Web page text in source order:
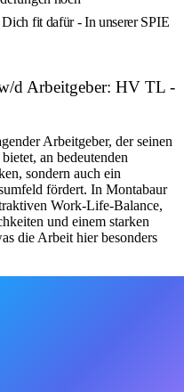
fit dafür - In unserer SPIE
d Arbeitgeber: HV TL -
Arbeitgeber, der seinen
an bedeutenden
sondern auch ein
fördert. In Montabaur
Work-Life-Balance,
und einem starken
die Arbeit hier besonders